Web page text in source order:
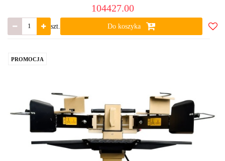
104427.00
szt. Do koszyka
PROMOCJA